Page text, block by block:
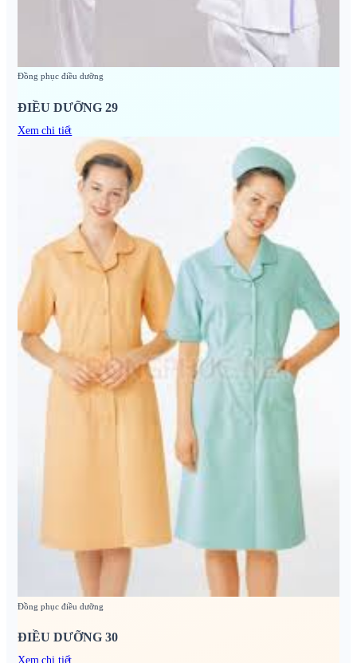
Đồng phục điều dưỡng
ĐIỀU DƯỠNG 29
Xem chi tiết
Đồng phục điều dưỡng
ĐIỀU DƯỠNG 30
Xem chi tiết